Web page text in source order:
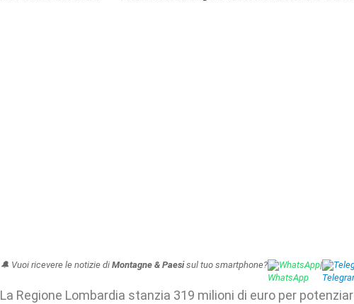
🔔 Vuoi ricevere le notizie di Montagne & Paesisul tuo smartphone? WhatsApp|
La Regione Lombardia stanzia 319 milioni di euro per